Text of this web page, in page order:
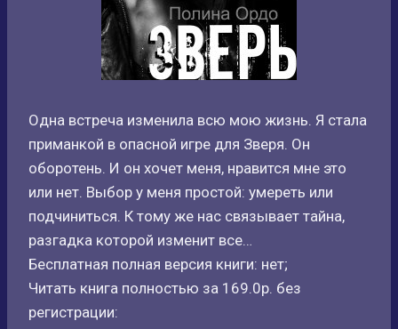
Одна встреча изменила всю мою жизнь. Я стала
приманкой в опасной игре для Зверя. Он
оборотень. И он хочет меня, нравится мне это
или нет. Выбор у меня простой: умереть или
подчиниться. К тому же нас связывает тайна,
разгадка которой изменит все…
Бесплатная полная версия книги: нет;
Читать книга полностью за 169.0р. без
регистрации: